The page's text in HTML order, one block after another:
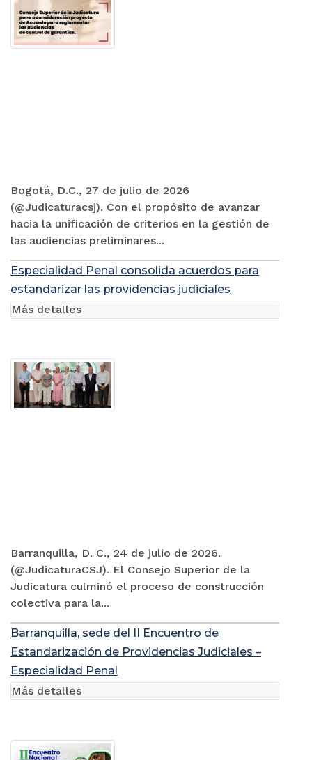
Bogotá, D.C., 27 de julio de 2026
(@Judicaturacsj). Con el propósito de avanzar
hacia la unificación de criterios en la gestión de
las audiencias preliminares...
Especialidad Penal consolida acuerdos para
estandarizar las providencias judiciales
Barranquilla, D. C., 24 de julio de 2026.
(@JudicaturaCSJ). El Consejo Superior de la
Judicatura culminó el proceso de construcción
colectiva para la...
Más detalles
Barranquilla, sede del II Encuentro de
Estandarización de Providencias Judiciales –
Especialidad Penal
Más detalles